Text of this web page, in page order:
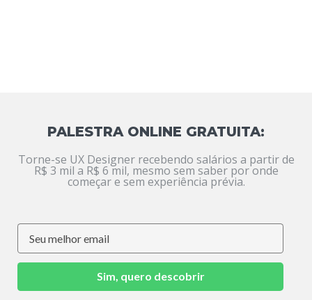
PALESTRA ONLINE GRATUITA:
Torne-se UX Designer recebendo salários a partir de
R$ 3 mil a R$ 6 mil, mesmo sem saber por onde
começar e sem experiência prévia.
Sim, quero descobrir